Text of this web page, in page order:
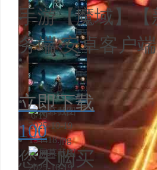
4/19
5/19
6/19
7/19
手游【魔域】
务端 安卓客户
立即下载
100
您未购买